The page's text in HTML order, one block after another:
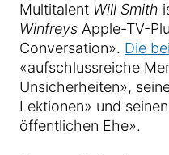
Multitalent Will Smith
Winfreys Apple-TV-
Conversation». Die
«aufschlussreiche
Unsicherheiten»,
Lektionen» und
öffentlichen Ehe».